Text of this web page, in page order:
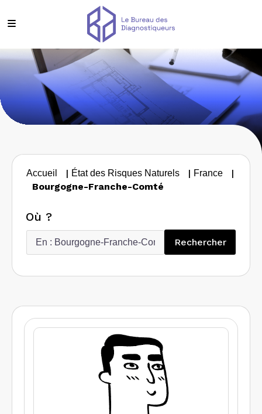
Accueil | État des Risques Naturels | France
|
Bourgogne-Franche-Comté
Où ?
Rechercher